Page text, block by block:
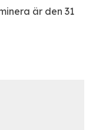
är den 31